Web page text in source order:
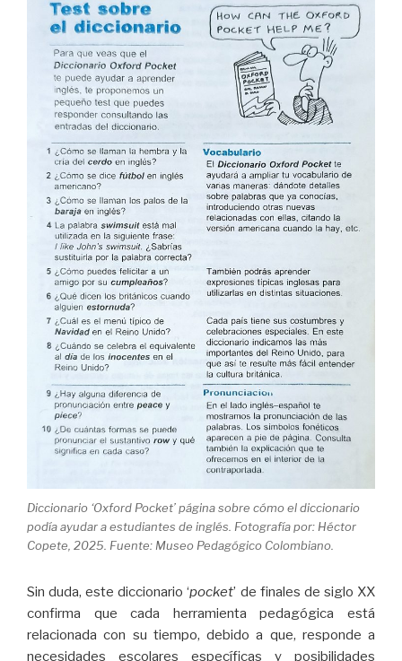
Diccionario ‘Oxford Pocket’ página sobre cómo el diccionario
podía ayudar a estudiantes de inglés. Fotografía por: Héctor
Copete, 2025. Fuente: Museo Pedagógico Colombiano.
Sin duda, este diccionario ‘pocket’ de finales de siglo XX
confirma que cada herramienta pedagógica está
relacionada con su tiempo, debido a que, responde a
necesidades escolares específicas y posibilidades